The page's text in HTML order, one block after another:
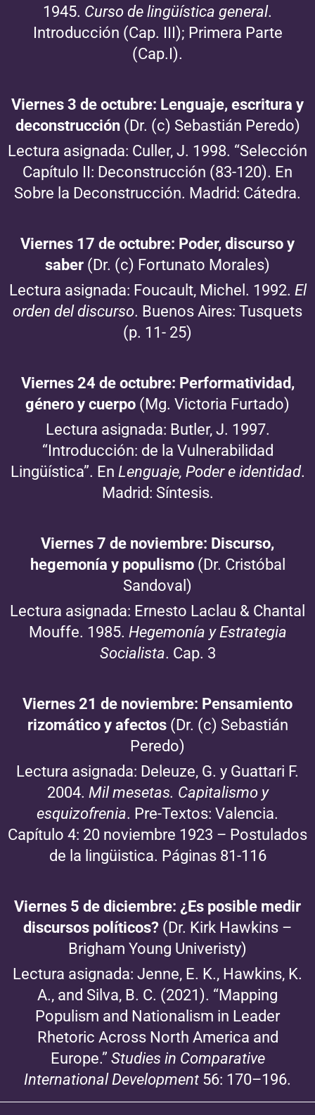
1945. Curso de lingüística general.
Introducción (Cap. III); Primera Parte
(Cap.I).
Viernes 3 de octubre: Lenguaje, escritura y
deconstrucción(Dr. (c) Sebastián Peredo)
Lectura asignada: Culler, J. 1998. “Selección
Capítulo II: Deconstrucción (83-120). En
Sobre la Deconstrucción. Madrid: Cátedra.
Viernes 17 de octubre: Poder, discurso y
saber (Dr. (c) Fortunato Morales)
Lectura asignada: Foucault, Michel. 1992. El
orden del discurso. Buenos Aires: Tusquets
(p. 11- 25)
Viernes 24 de octubre: Performatividad,
género y cuerpo (Mg. Victoria Furtado)
Lectura asignada: Butler, J. 1997.
“Introducción: de la Vulnerabilidad
Lingüística”. En Lenguaje, Poder e identidad.
Madrid: Síntesis.
Viernes 7 de noviembre: Discurso,
hegemonía y populismo(Dr. Cristóbal
Sandoval)
Lectura asignada: Ernesto Laclau & Chantal
Mouffe. 1985. Hegemonía y Estrategia
Socialista. Cap. 3
Viernes 21 de noviembre: Pensamiento
rizomático y afectos(Dr. (c) Sebastián
Peredo)
Lectura asignada: Deleuze, G. y Guattari F.
2004. Mil mesetas. Capitalismo y
esquizofrenia. Pre-Textos: Valencia.
Capítulo 4: 20 noviembre 1923 – Postulados
de la lingüistica. Páginas 81-116
Viernes 5 de diciembre: ¿Es posible medir
discursos políticos? (Dr. Kirk Hawkins –
Brigham Young Univeristy)
Lectura asignada: Jenne, E. K., Hawkins, K.
A., and Silva, B. C. (2021). “Mapping
Populism and Nationalism in Leader
Rhetoric Across North America and
Europe.” Studies in Comparative
International Development 56: 170–196.